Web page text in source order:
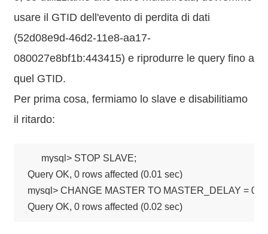
usare il GTID dell'evento di perdita di dati
(52d08e9d-46d2-11e8-aa17-
080027e8bf1b:443415) e riprodurre le query fino a
quel GTID.
Per prima cosa, fermiamo lo slave e disabilitiamo
il ritardo:
mysql> STOP SLAVE;
Query OK, 0 rows affected (0.01 sec)
mysql> CHANGE MASTER TO MASTER_DELAY = 0;
Query OK, 0 rows affected (0.02 sec)